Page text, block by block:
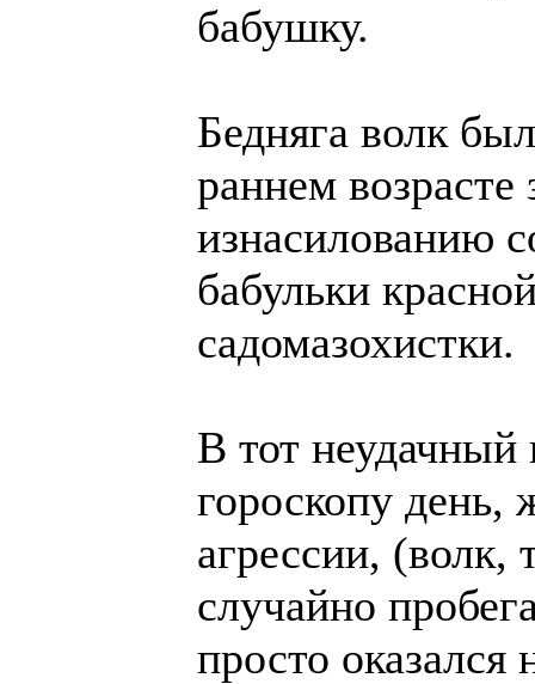
бабушку.
Бедняга волк
раннем возрасте
изнасилованию
бабульки
садомазохистки.
В тот неудачный
гороскопу день,
агрессии, (волк,
случайно
просто оказался